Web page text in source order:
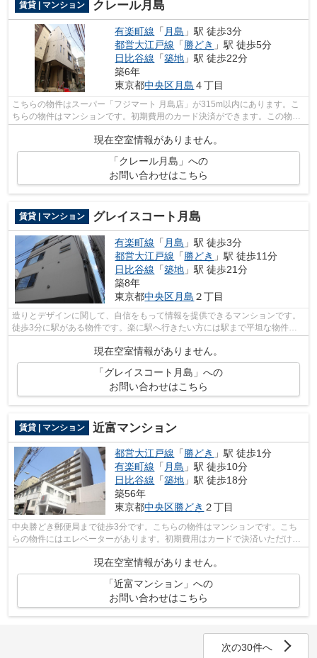
賃貸 | マンション クレール月島
有楽町線 「 月島 」駅 徒歩3分
都営大江戸線 「 勝どき 」駅 徒歩5分
日比谷線 「築地 」駅 徒歩22分
築6年
東京都中央区月島 ４丁目
こちらの物件はスーパー「フジマート 月島店」が315m以内にあります。こ
ちらの物件はマンションです。初期費用のカード決済ができます。この物件
現在空室情報がありません。
「クレール月島」への
お問い合わせはこちら
賃貸 | マンション グレイスコート月島
有楽町線 「 月島 」駅 徒歩3分
都営大江戸線 「勝どき 」駅 徒歩11分
日比谷線 「築地 」駅 徒歩21分
築8年
東京都中央区月島 ２丁目
造りとデザインに関して、自信をもって情報を提供できるマンションです。
徒歩3分に駅がある物件です。楽に駅へ行きたい方には駅まで平坦な物件が
現在空室情報がありません。
「グレイスコート月島」への
お問い合わせはこちら
賃貸 | マンション 近富マンション
都営大江戸線 「勝どき 」駅 徒歩1分
有楽町線 「 月島 」駅 徒歩10分
日比谷線 「築地 」駅 徒歩18分
築56年
東京都中央区勝どき ２丁目
中央勝どき郵便局まで徒歩3分です。こちらの物件はマンションです。こち
らの物件にはエレベーターがあります。初期費用はカードで決済いただけま
す。中央区エリアにある賃貸情報のこと...
現在空室情報がありません。
「近富マンション」への
お問い合わせはこちら
次の30件へ